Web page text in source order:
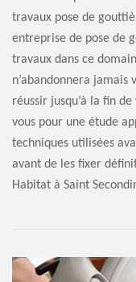
travaux pose de
entreprise de pose de
travaux dans ce
n’abandonnera
réussir jusqu’à la fin
vous pour une étude
techniques utilisées
avant de les fixer
Habitat à Saint